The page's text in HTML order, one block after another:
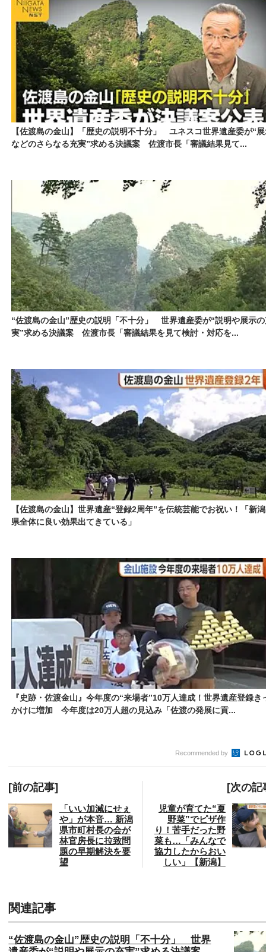
【佐渡島の金山】「歴史の説明不十分」 ユネスコ世界遺産委が“
などのさらなる充実”求める決議案 佐渡市長「審議結果見て...
“佐渡島の金山”歴史の説明「不十分」 世界遺産委が“説明や展示
実”求める決議案 佐渡市長「審議結果を見て検討・対応を...
【佐渡島の金山】世界遺産“登録2周年”を伝統芸能でお祝い！「新潟
県全体に良い効果出てきている」
『史跡・佐渡金山』今年度の“来場者”10万人達成！世界遺産登録き
かけに増加 今年度は20万人超の見込み「佐渡の発展に貢...
Recommended by
[前の記事]
「いい加減にせぇ
や」が本音… 新潟
県市町村長の会が
林官房長に拉致問
題の早期解決を要
望
[次の記
児童が育てた“夏
野菜”でピザ作
り！苦手だった野
菜も…「みんなで
協力したからおい
しい」【新潟】
関連記事
“佐渡島の金山”歴史の説明「不十分」 世界